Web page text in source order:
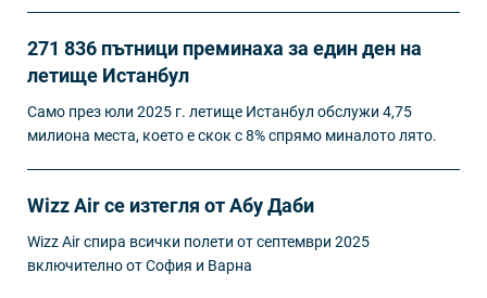
271 836 пътници преминаха за един ден на
летище Истанбул
Само през юли 2025 г. летище Истанбул обслужи 4,75
милиона места, което е скок с 8% спрямо миналото лято.
Wizz Air се изтегля от Абу Даби
Wizz Air спира всички полети от септември 2025
включително от София и Варна